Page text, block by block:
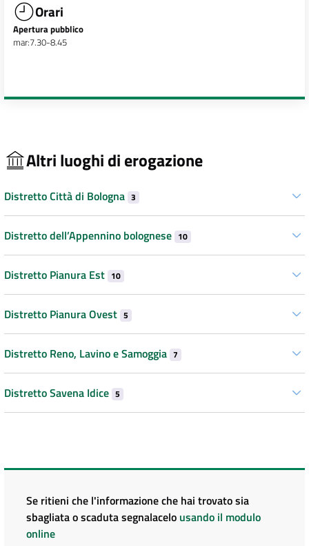
Orari
Apertura pubblico
mar:7.30-8.45
Altri luoghi di erogazione
Distretto Città di Bologna 3
Distretto dell’Appennino bolognese 10
Distretto Pianura Est 10
Distretto Pianura Ovest 5
Distretto Reno, Lavino e Samoggia 7
Distretto Savena Idice 5
Se ritieni che l'informazione che hai trovato sia
sbagliata o scaduta segnalacelo usando il modulo
online